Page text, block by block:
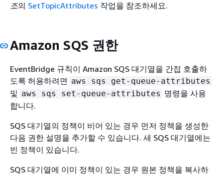
조의 SetTopicAttributes 작업을 참조하세요.
Amazon SQS 권한
EventBridge 규칙이 Amazon SQS 대기열을 간접 호출하
도록 허용하려면 aws sqs get-queue-attributes
및 aws sqs set-queue-attributes 명령을 사용
합니다.
SQS 대기열의 정책이 비어 있는 경우 먼저 정책을 생성한
다음 권한 설명을 추가할 수 있습니다. 새 SQS 대기열에는
빈 정책이 있습니다.
SQS 대기열에 이미 정책이 있는 경우 원본 정책을 복사하